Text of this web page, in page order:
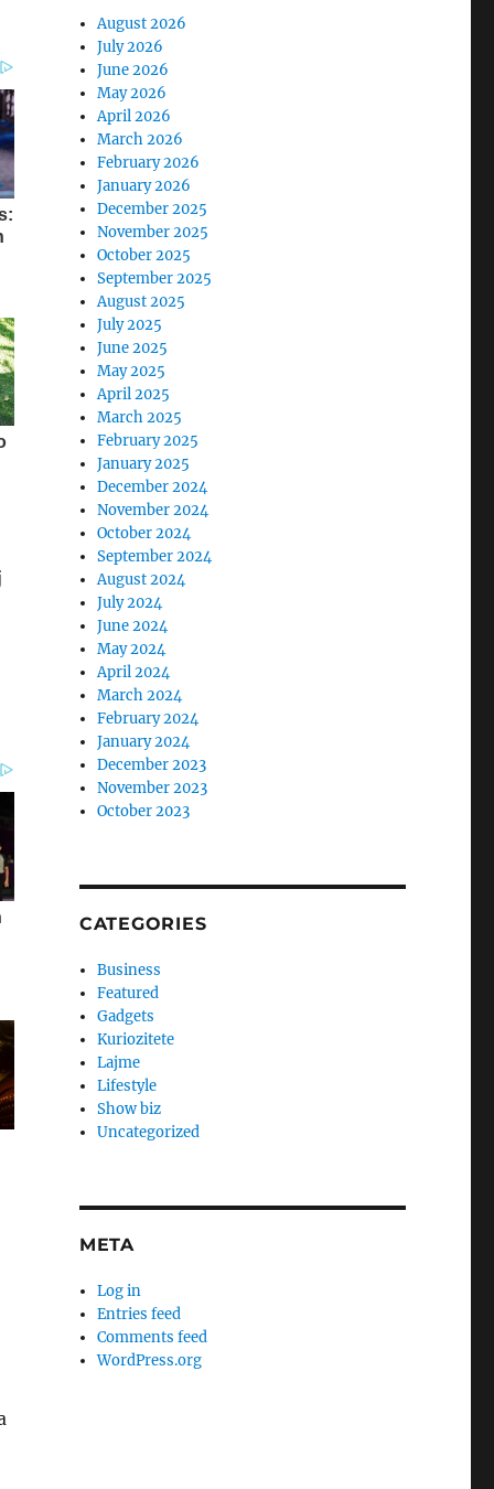
August 2026
July 2026
June 2026
May 2026
April 2026
March 2026
February 2026
January 2026
December 2025
November 2025
October 2025
September 2025
August 2025
July 2025
June 2025
May 2025
April 2025
March 2025
February 2025
January 2025
December 2024
November 2024
October 2024
September 2024
August 2024
July 2024
June 2024
May 2024
April 2024
March 2024
February 2024
January 2024
December 2023
November 2023
October 2023
CATEGORIES
Business
Featured
Gadgets
Kuriozitete
Lajme
Lifestyle
Show biz
Uncategorized
META
Log in
Entries feed
Comments feed
WordPress.org